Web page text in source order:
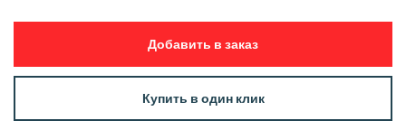
Добавить в заказ
Купить в один клик